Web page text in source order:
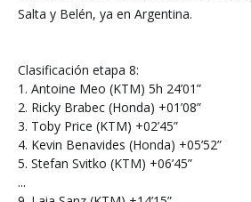
Salta y Belén, ya en Argentina.
Clasificación etapa 8:
1. Antoine Meo (KTM) 5h 24’01”
2. Ricky Brabec (Honda) +01’08”
3. Toby Price (KTM) +02’45”
4. Kevin Benavides (Honda) +05’52”
5. Stefan Svitko (KTM) +06’45”
...